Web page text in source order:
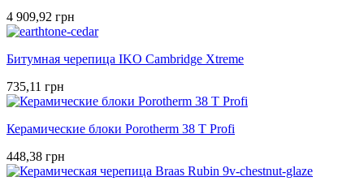
4 909,92 грн
Битумная черепица IKO Cambridge Xtreme
735,11 грн
Керамические блоки Porotherm 38 T Profi
448,38 грн